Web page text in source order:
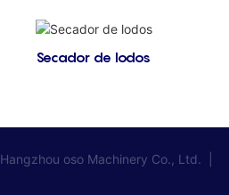
Secador de lodos
Hangzhou oso Machinery Co., Ltd.